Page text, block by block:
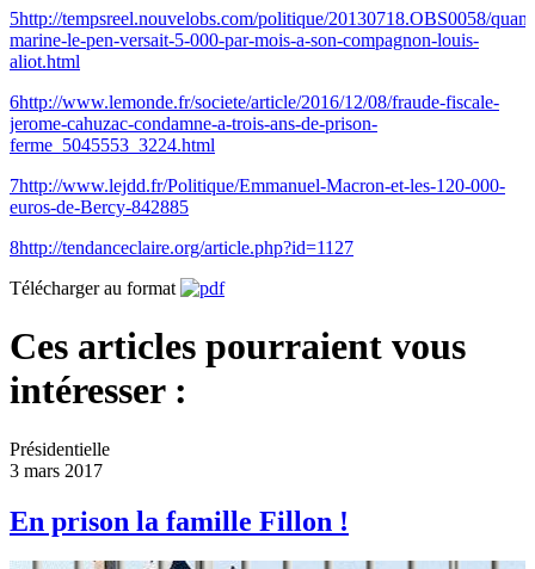
5http://tempsreel.nouvelobs.com/politique/20130718.OBS0058/
marine-le-pen-versait-5-000-par-mois-a-son-compagnon-louis-
aliot.html
6http://www.lemonde.fr/societe/article/2016/12/08/fraude-fiscale-
jerome-cahuzac-condamne-a-trois-ans-de-prison-
ferme_5045553_3224.html
7http://www.lejdd.fr/Politique/Emmanuel-Macron-et-les-120-000-
euros-de-Bercy-842885
8http://tendanceclaire.org/article.php?id=1127
Télécharger au format
Ces articles pourraient vous
intéresser :
Présidentielle
3 mars 2017
En prison la famille Fillon !